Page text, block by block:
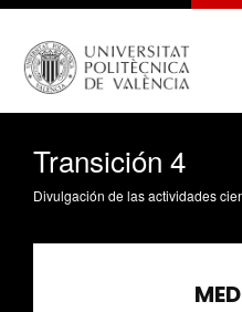
Transición 4